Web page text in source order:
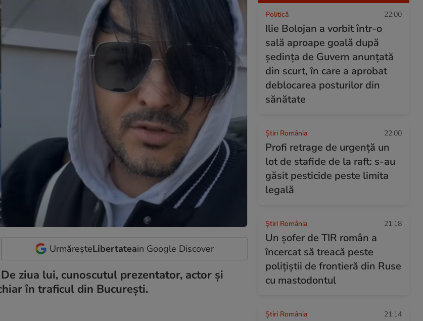
UrmăreșteLibertateain Google Discover
ziua lui, cunoscutul prezentator, actor și
în traficul din București.
Politică 22:00
Ilie Bolojan a vorbit într-o
sală aproape goală după
ședința de Guvern anunțată
din scurt, în care a aprobat
deblocarea posturilor din
sănătate
Știri România 22:00
Profi retrage de urgență un
lot de stafide de la raft: s-au
găsit pesticide peste limita
legală
Știri România 21:18
Un șofer de TIR român a
încercat să treacă peste
polițiștii de frontieră din Ruse
cu mastodontul
Știri România 21:14